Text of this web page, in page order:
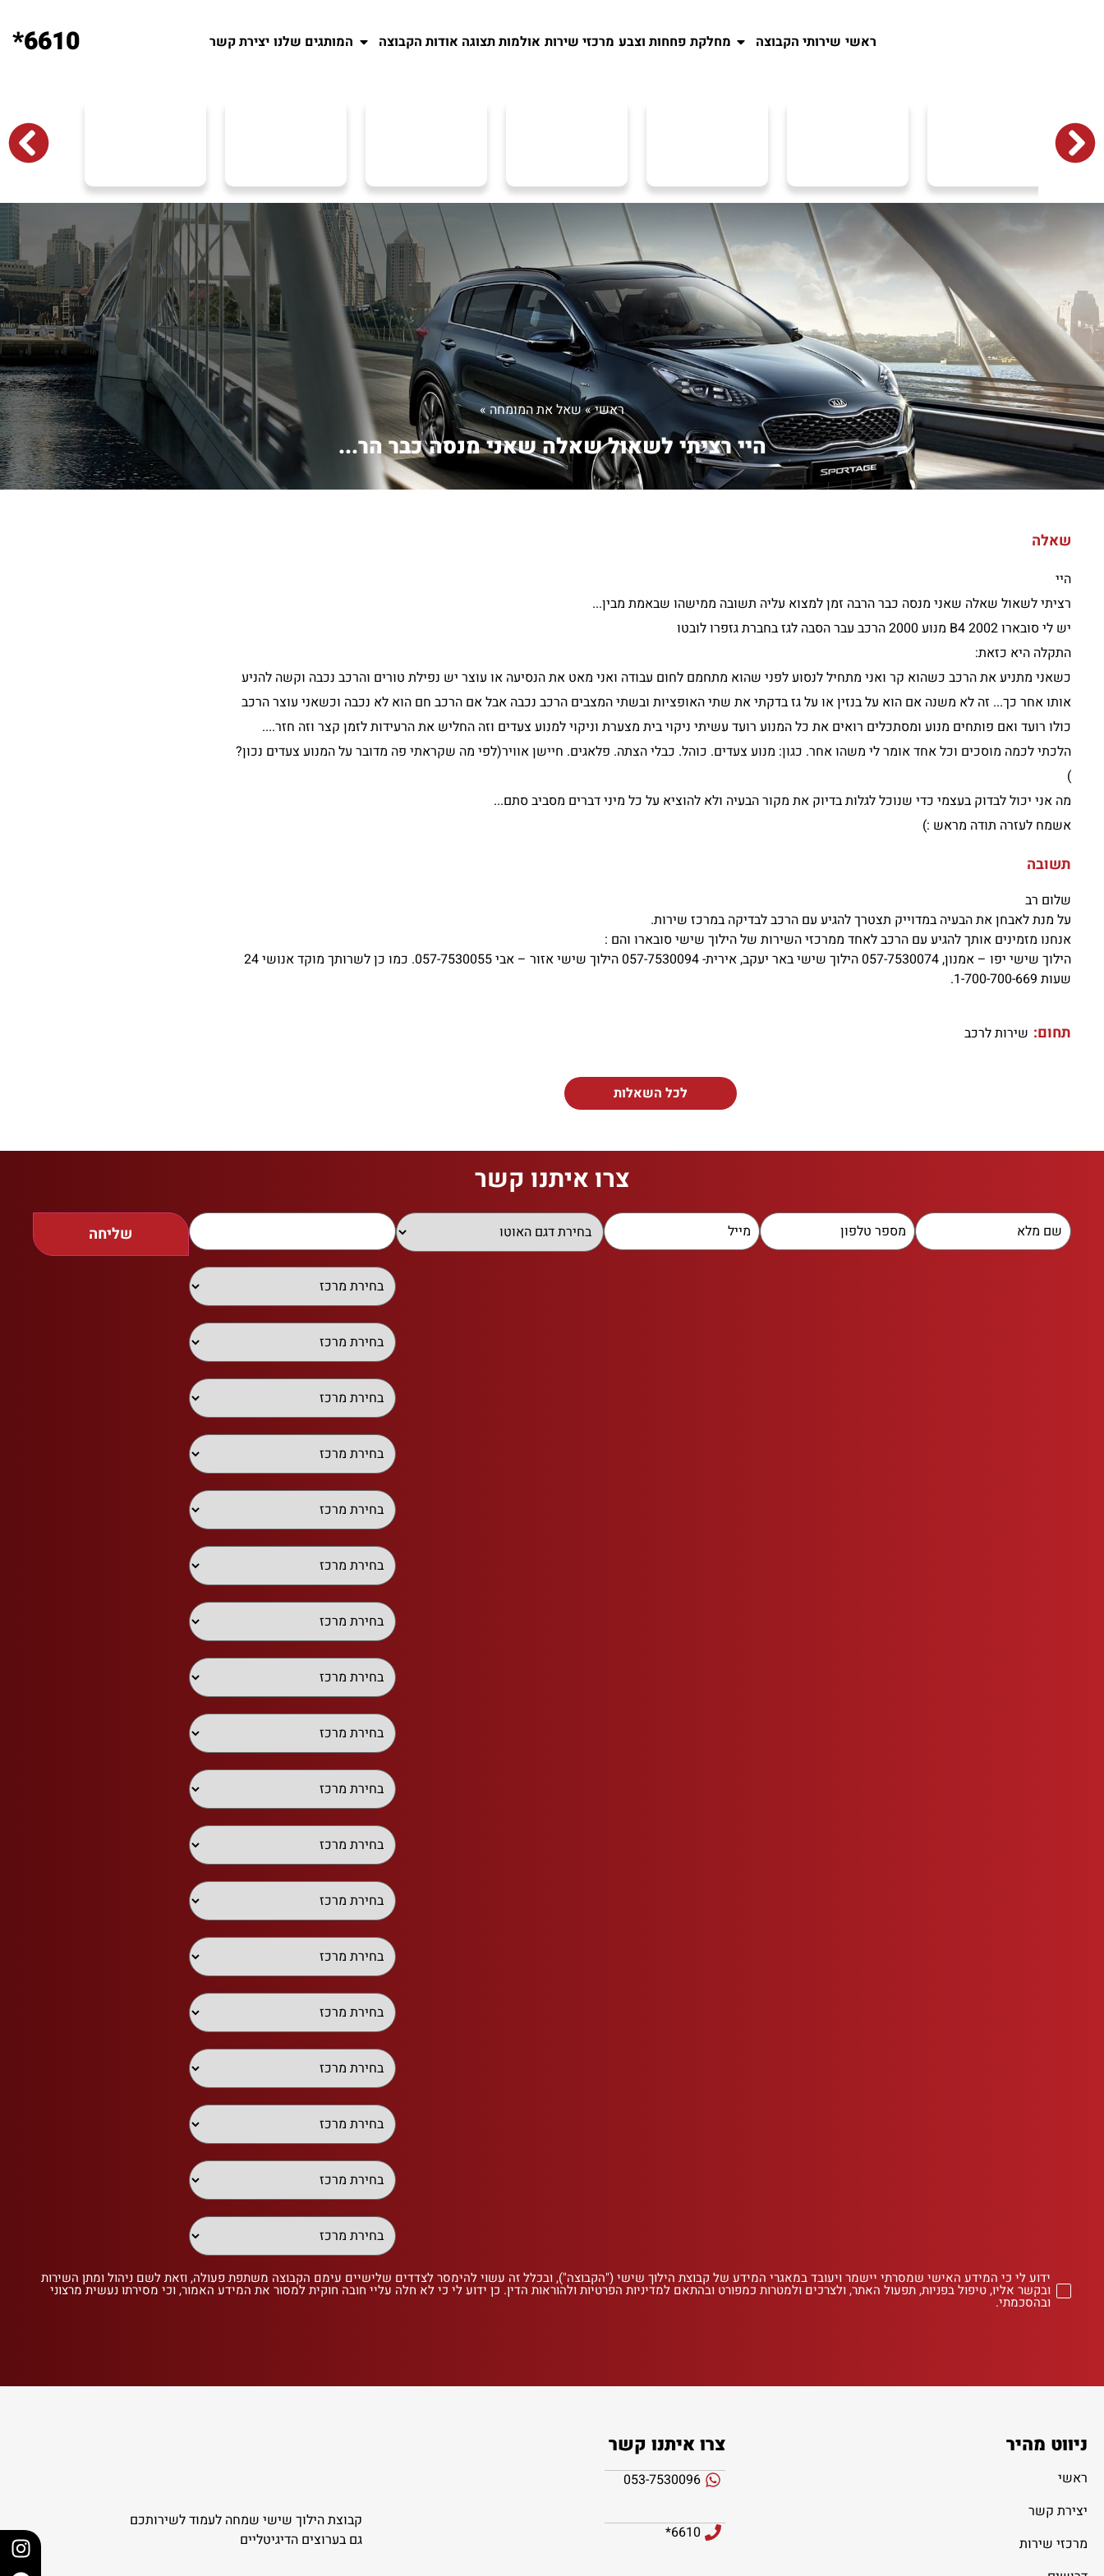
ראשי שירותי הקבוצה מחלקת פחחות וצבע מרכזי שירות אולמות תצוגה אודות הקבוצה המותגים שלנו יצירת קשר 6610*
ראשי»שאל את המומחה»
היי רציתי לשאול שאלה שאני מנסה כבר הר...
שאלה
היי
רציתי לשאול שאלה שאני מנסה כבר הרבה זמן למצוא עליה תשובה ממישהו שבאמת מבין...
יש לי סובארו B4 2002 מנוע 2000 הרכב עבר הסבה לגז בחברת גזפרו לובטו
התקלה היא כזאת:
כשאני מתניע את הרכב כשהוא קר ואני מתחיל לנסוע לפני שהוא מתחמם לחום עבודה ואני מאט את הנסיעה או עוצר יש נפילת טורים והרכב נכבה וקשה להניע
אותו אחר כך... זה לא משנה אם הוא על בנזין או על גז בדקתי את שתי האופציות ובשתי המצבים הרכב נכבה אבל אם הרכב חם הוא לא נכבה וכשאני עוצר הרכב
כולו רועד ואם פותחים מנוע ומסתכלים רואים את כל המנוע רועד עשיתי ניקוי בית מצערת וניקוי למנוע צעדים וזה החליש את הרעידות לזמן קצר וזה חזר....
הלכתי לכמה מוסכים וכל אחד אומר לי משהו אחר. כגון: מנוע צעדים. כוהל. כבלי הצתה. פלאגים. חיישן אוויר(לפי מה שקראתי פה מדובר על המנוע צעדים נכון?
)
מה אני יכול לבדוק בעצמי כדי שנוכל לגלות בדיוק את מקור הבעיה ולא להוציא על כל מיני דברים מסביב סתם...
אשמח לעזרה תודה מראש :)
תשובה
שלום רב
על מנת לאבחן את הבעיה במדוייק תצטרך להגיע עם הרכב לבדיקה במרכז שירות.
אנחנו מזמינים אותך להגיע עם הרכב לאחד ממרכזי השירות של הילוך שישי סובארו והם :
הילוך שישי יפו – אמנון, 057-7530074 הילוך שישי באר יעקב, אירית- 057-7530094 הילוך שישי אזור – אבי 057-7530055. כמו כן לשרותך מוקד אנושי 24
שעות 1-700-700-669.
תחום: שירות לרכב
לכל השאלות
צרו איתנו קשר
שליחה
ידוע לי כי המידע האישי שמסרתי יישמר ויעובד במאגרי המידע של קבוצת הילוך שישי ("הקבוצה"), ובכלל זה עשוי להימסר לצדדים שלישיים עימם הקבוצה משתפת פעולה, וזאת לשם ניהול ומתן השירות
ובקשר אליו, טיפול בפניות, תפעול האתר, ולצרכים ולמטרות כמפורט ובהתאם למדיניות הפרטיות ולהוראות הדין. כן ידוע לי כי לא חלה עליי חובה חוקית למסור את המידע האמור, וכי מסירתו נעשית מרצוני
ובהסכמתי.
ניווט מהיר
ראשי
יצירת קשר
מרכזי שירות
צרו איתנו קשר
053-7530096
6610*
קבוצת הילוך שישי שמחה לעמוד לשירותכם
גם בערוצים הדיגיטליים